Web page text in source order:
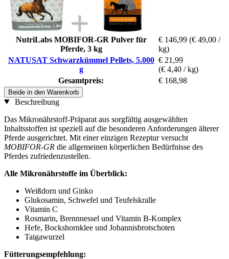
NutriLabs MOBIFOR-GR Pulver für
Pferde, 3 kg
€ 146,99 (€ 49,00 /
kg)
NATUSAT Schwarzkümmel Pellets, 5.000
g
€ 21,99
(€ 4,40 / kg)
Gesamtpreis:
€ 168,98
Beide in den Warenkorb
Beschreibung
Das Mikronährstoff-Präparat aus sorgfältig ausgewählten
Inhaltsstoffen ist speziell auf die besonderen Anforderungen älterer
Pferde ausgerichtet. Mit einer einzigen Rezeptur versucht
MOBIFOR-GR die allgemeinen körperlichen Bedürfnisse des
Pferdes zufriedenzustellen.
Alle Mikronährstoffe im Überblick:
Weißdorn und Ginko
Glukosamin, Schwefel und Teufelskralle
Vitamin C
Rosmarin, Brennnessel und Vitamin B-Komplex
Hefe, Bockshornklee und Johannisbrotschoten
Taigawurzel
Fütterungsempfehlung: